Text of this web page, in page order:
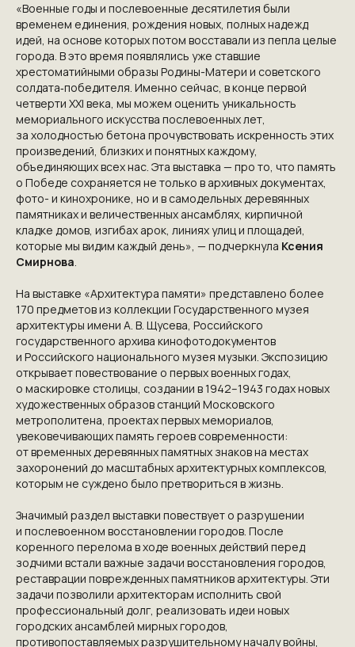
«Военные годы и послевоенные десятилетия были
временем единения, рождения новых, полных надежд
идей, на основе которых потом восставали из пепла целые
города. В это время появлялись уже ставшие
хрестоматийными образы Родины-Матери и советского
солдата‑победителя. Именно сейчас, в конце первой
четверти XXI века, мы можем оценить уникальность
мемориального искусства послевоенных лет,
за холодностью бетона прочувствовать искренность этих
произведений, близких и понятных каждому,
объединяющих всех нас. Эта выставка — про то, что память
о Победе сохраняется не только в архивных документах,
фото- и кинохронике, но и в самодельных деревянных
памятниках и величественных ансамблях, кирпичной
кладке домов, изгибах арок, линиях улиц и площадей,
которые мы видим каждый день», — подчеркнула Ксения
Смирнова.
На выставке «Архитектура памяти» представлено более
170 предметов из коллекции Государственного музея
архитектуры имени А. В. Щусева, Российского
государственного архива кинофотодокументов
и Российского национального музея музыки. Экспозицию
открывает повествование о первых военных годах,
о маскировке столицы, создании в 1942–1943 годах новых
художественных образов станций Московского
метрополитена, проектах первых мемориалов,
увековечивающих память героев современности:
от временных деревянных памятных знаков на местах
захоронений до масштабных архитектурных комплексов,
которым не суждено было претвориться в жизнь.
Значимый раздел выставки повествует о разрушении
и послевоенном восстановлении городов. После
коренного перелома в ходе военных действий перед
зодчими встали важные задачи восстановления городов,
реставрации поврежденных памятников архитектуры. Эти
задачи позволили архитекторам исполнить свой
профессиональный долг, реализовать идеи новых
городских ансамблей мирных городов,
противопоставляемых разрушительному началу войны,